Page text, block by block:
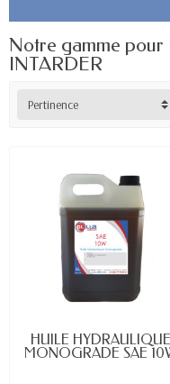
Notre gamme
INTARDER
Pertinence
EN STOCK
HUILE HYDRAULIQUE
MONOGRADE SAE